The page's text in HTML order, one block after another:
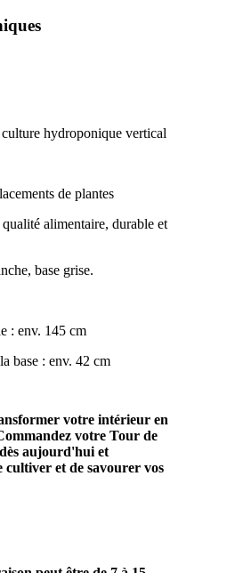
culture hydroponique vertical
de plantes
qualité alimentaire, durable et
base grise.
: env. 145 cm
base : env. 42 cm
votre intérieur en
votre Tour de
aujourd'hui et
cultiver et de savourer vos